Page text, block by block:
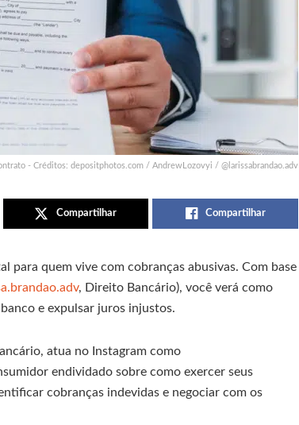
- Créditos: depositphotos.com / AndrewLozovyi / @larissabrandao.adv
Compartilhar Compartilhar
para quem vive com cobranças abusivas. Com base
, Direito Bancário), você verá como
e expulsar juros injustos.
atua no Instagram como
endividado sobre como exercer seus
cobranças indevidas e negociar com os